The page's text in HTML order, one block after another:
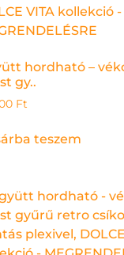
hordható –
gy..
Ft
teszem